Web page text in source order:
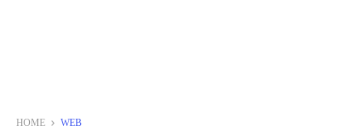
HOME WEB